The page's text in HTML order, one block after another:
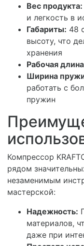
Вес продукта:
и легкость в
Габариты: 48
высоту, что
хранения
Рабочая
Ширина
работать с
пружин
Компрессор
рядом
незаменимым
мастерской:
Надежность:
материалов,
даже при